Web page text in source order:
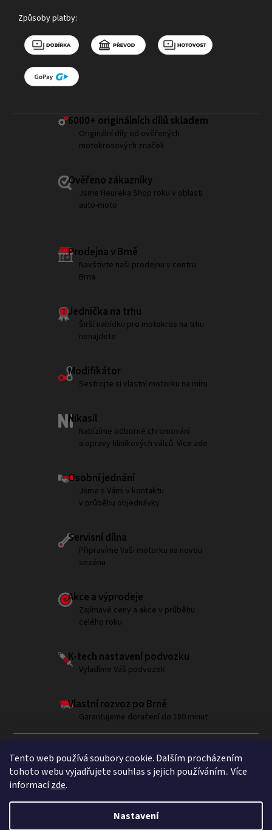
Tento web používá soubory cookie. Dalším procházením
tohoto webu vyjadřujete souhlas s jejich používáním.. Více
informacízde.
Nastavení
Způsoby platby:
6000+ ​originálních dílů skladem
Originální díly od ověřených
motokrosových značek
Ověřeno zákazníky
Jsme Heureka Shop roku v oblasti
auto-moto
Prodejna v Brně
Navštivte naši prodejnu v centru
Brna
Jednička na trhu
Širší nabídku pro motokros na trhu
nenajdete
Modifikátor
Sestrojte si vlastní motorku na míru
Nikasil
Nabízíme odborné chromování
a opravy hliníkových válců. Více zde
Osobní jednání
Jsme s Vámi v kontaktu
v průběhu objednávky
Servisní dílna
Připravíme Vaši motorku na novou
sezónu
Akce a výprodeje
Zajímavé ceny a akce v průběhu
celého roku
K-tech nastavení podvozku
Vyladíme Váš podvozek
Vlastní rozvoz po Brně
Garantujeme doručení do 180 minut